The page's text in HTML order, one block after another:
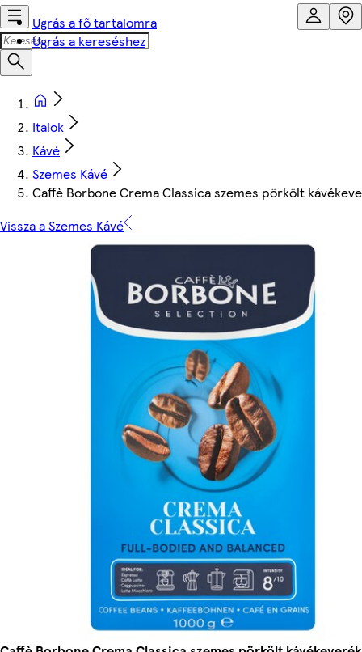
Ugrás a fő tartalomra
Ugrás a kereséshez
Italok
Kávé
Szemes Kávé
Caffè Borbone Crema Classica szemes pörkölt
Vissza a Szemes Kávé